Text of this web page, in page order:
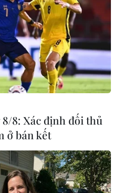
loại vắcxin phòng
trên quy mô lớn nhằm
của hai loại vắcxin
tiến hành tại Liberia
8/8: Xác định đối thủ
ở bán kết